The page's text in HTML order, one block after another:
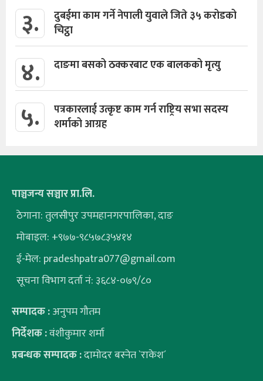
३.
दुबईमा काम गर्ने नेपाली युवाले जिते ३५ करोडको
चिट्ठा
४. दाङमा बसको ठक्करबाट एक बालकको मृत्यु
५.
पत्रकारलाई उत्कृष्ट काम गर्न राष्ट्रिय सभा सदस्य
शर्माको आग्रह
पाञ्चजन्य सञ्चार प्रा.लि.
ठेगाना: तुलसीपुर उपमहानगरपालिका, दाङ
मोबाइल: +९७७-९८५७८३५४१४
ई-मेल: pradeshpatra077@gmail.com
सूचना विभाग दर्ता नं: ३६८४-०७९/८०
सम्पादक :अनुपम गौतम
निर्देशक :वंशीकुमार शर्मा
प्रबन्धक सम्पादक :दामोदर बस्नेत `राकेश´